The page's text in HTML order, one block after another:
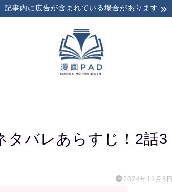
記事内に広告が含まれている場合があります
タバレあらすじ！2話3
2024年11月8日